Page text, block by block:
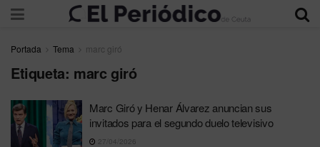
Portada Tema marc giró
Etiqueta: marc giró
Marc Giró y Henar Álvarez anuncian sus
invitados para el segundo duelo televisivo
27/04/2026